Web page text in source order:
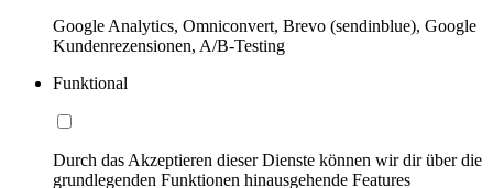
Google Analytics, Omniconvert, Brevo (sendinblue), Google
Kundenrezensionen, A/B-Testing
Funktional
Durch das Akzeptieren dieser Dienste können wir dir über die
grundlegenden Funktionen hinausgehende Features